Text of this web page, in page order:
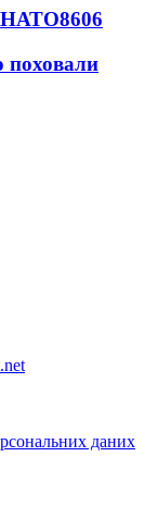
НАТО8606
поховали
даних